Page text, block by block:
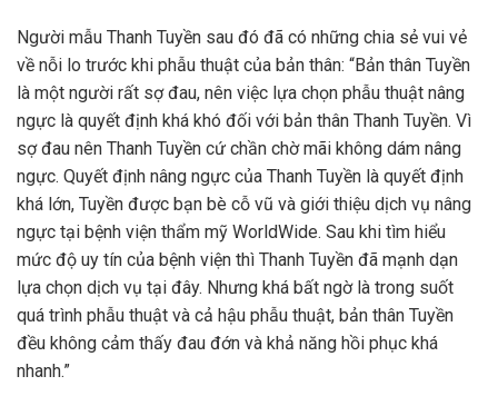
Người mẫu Thanh Tuyền sau đó đã có những chia sẻ vui vẻ
về nỗi lo trước khi phẫu thuật của bản thân: “Bản thân Tuyền
là một người rất sợ đau, nên việc lựa chọn phẫu thuật nâng
ngực là quyết định khá khó đối với bản thân Thanh Tuyền. Vì
sợ đau nên Thanh Tuyền cứ chần chờ mãi không dám nâng
ngực. Quyết định nâng ngực của Thanh Tuyền là quyết định
khá lớn, Tuyền được bạn bè cỗ vũ và giới thiệu dịch vụ nâng
ngực tại bệnh viện thẩm mỹ WorldWide. Sau khi tìm hiểu
mức độ uy tín của bệnh viện thì Thanh Tuyền đã mạnh dạn
lựa chọn dịch vụ tại đây. Nhưng khá bất ngờ là trong suốt
quá trình phẫu thuật và cả hậu phẫu thuật, bản thân Tuyền
đều không cảm thấy đau đớn và khả năng hồi phục khá
nhanh.”